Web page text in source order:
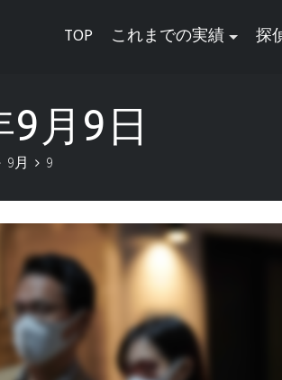
TOP これまでの実績 探
9月9日
9月 9